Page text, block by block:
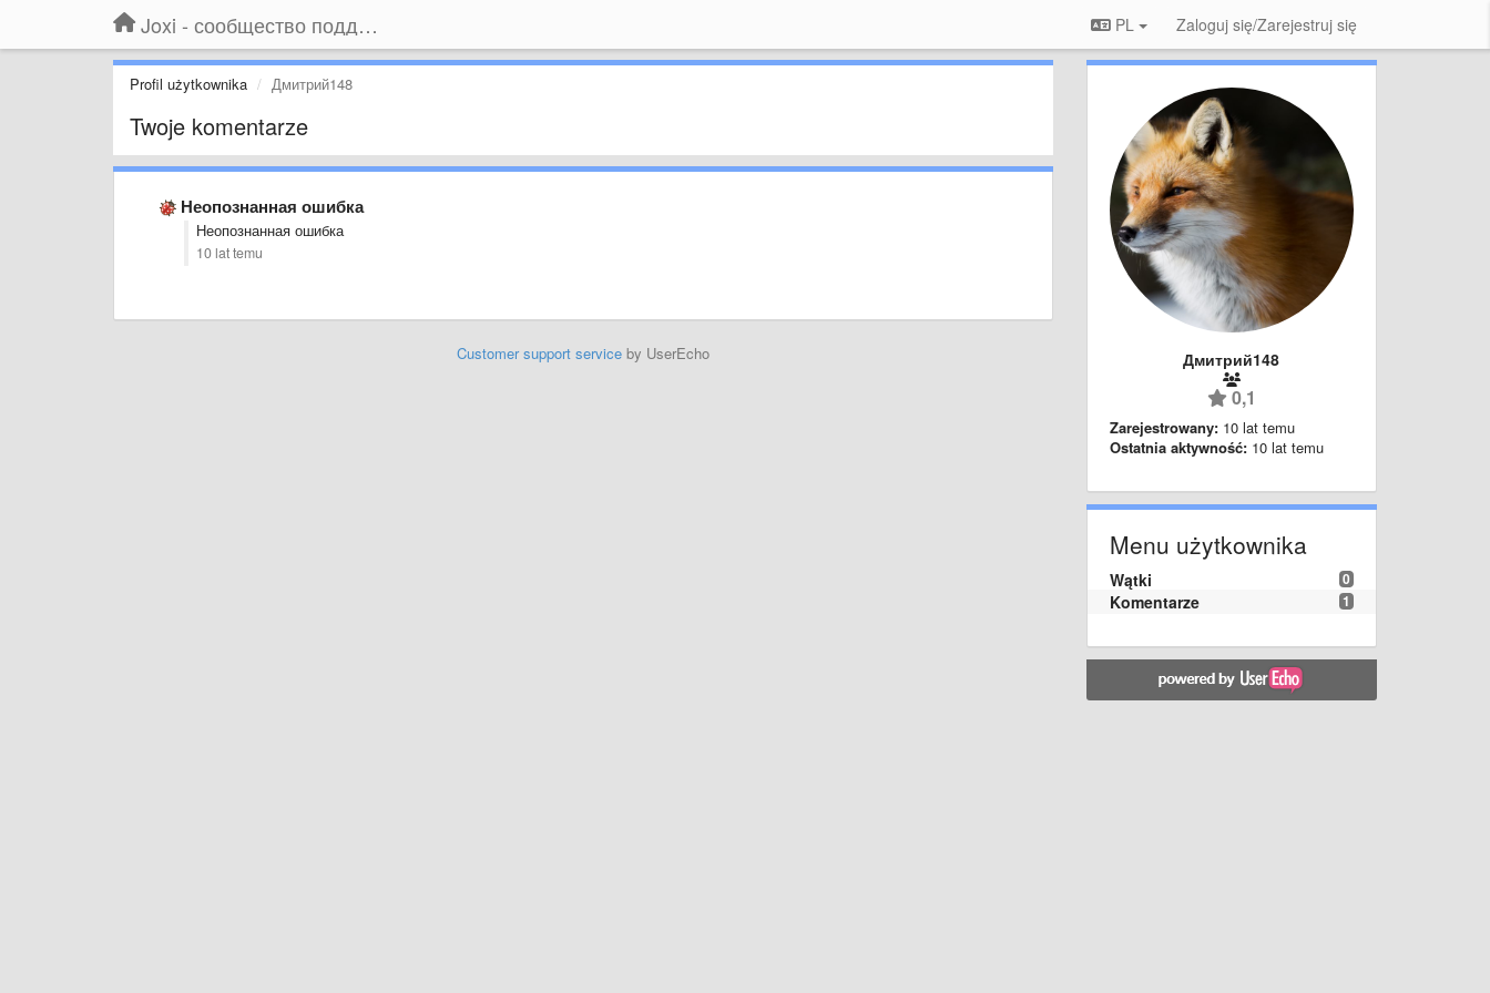
Joxi - сообщество поддержки PL Zaloguj się/Zarejestruj się
Profil użytkownika Дмитрий148
Twoje komentarze
Неопознанная ошибка
Неопознанная ошибка
10 lat temu
Customer support serviceby UserEcho Дмитрий148
0,1
Zarejestrowany: 10 lat temu
Ostatnia aktywność: 10 lat temu
Menu użytkownika
0
Wątki
1
Komentarze